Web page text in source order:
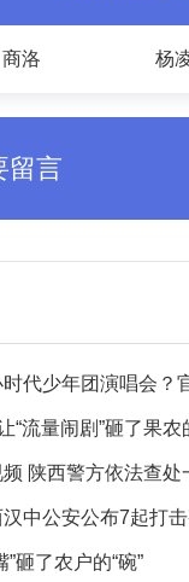
商洛 杨
留言
团演唱会？官方回应：纯
“流量闹剧”砸了果农
方依法查处一起涉高考网络
布7起打击整治网谣网暴典型
砸了农户的“碗”